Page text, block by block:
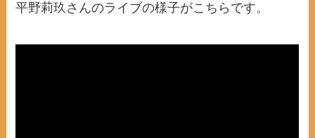
平野莉玖さんのライブの様子がこちらです。